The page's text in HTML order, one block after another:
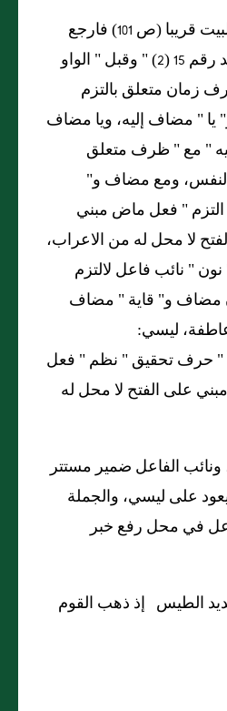
قريبا(ص101) فارجع
رقم15 (2) " وقبل"الواو
متعلق بالتزم
"يا"مضاف إليه، ويا مضاف
"مع"ظرف متعلق
ومع مضاف و"
التزم"فعل ماض مبني
لا محل له من الاعراب،
نون"نائب فاعل لالتزم
مضاف و"قاية"مضاف
ليسي:
"حرف تحقيق"نظم"فعل
على الفتح لا محل له
الفاعل ضمير مستتر
على ليسي، والجملة
في محل رفع خبر
الطيس إذ ذهب القوم